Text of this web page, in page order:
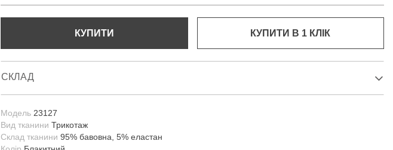
КУПИТИ КУПИТИ В 1 КЛIК
СКЛАД
Модель 23127
Вид тканини Трикотаж
Склад тканини 95% бавовна, 5% еластан